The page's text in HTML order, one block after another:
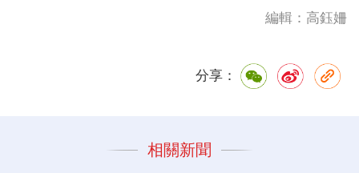
編輯：高鈺姍
分享：
相關新聞